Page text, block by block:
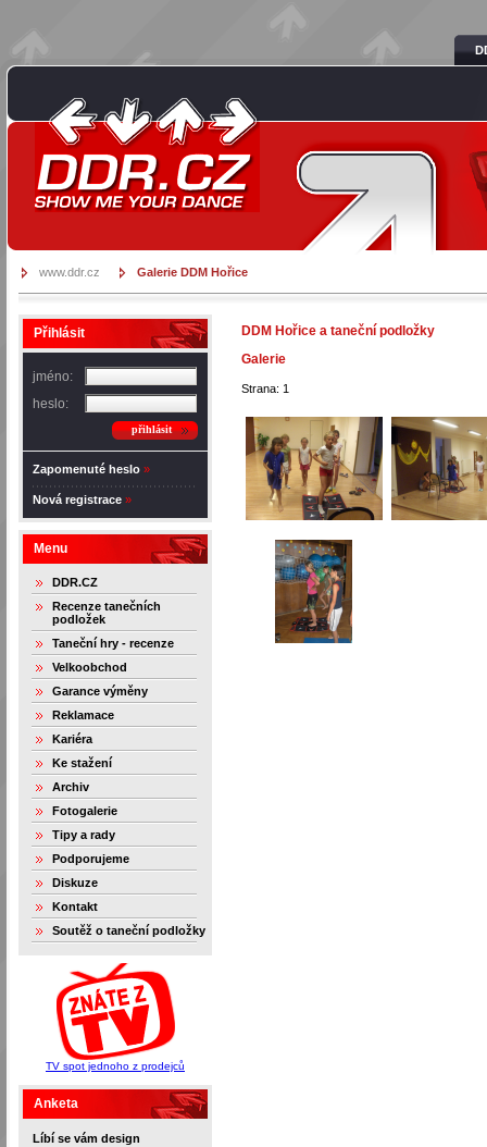
DDR.cz
www.ddr.cz Galerie DDM Hořice
Přihlásit
jméno:
heslo:
přihlásit
Zapomenuté heslo »
Nová registrace »
Menu
DDR.CZ
Recenze tanečních
podložek
Taneční hry - recenze
Velkoobchod
Garance výměny
Reklamace
Kariéra
Ke stažení
Archiv
Fotogalerie
Tipy a rady
Podporujeme
Diskuze
Kontakt
Soutěž o taneční podložky
TV spot jednoho z prodejců
Anketa
Líbí se vám design
DDM Hořice a taneční podložky
Galerie
Strana: 1